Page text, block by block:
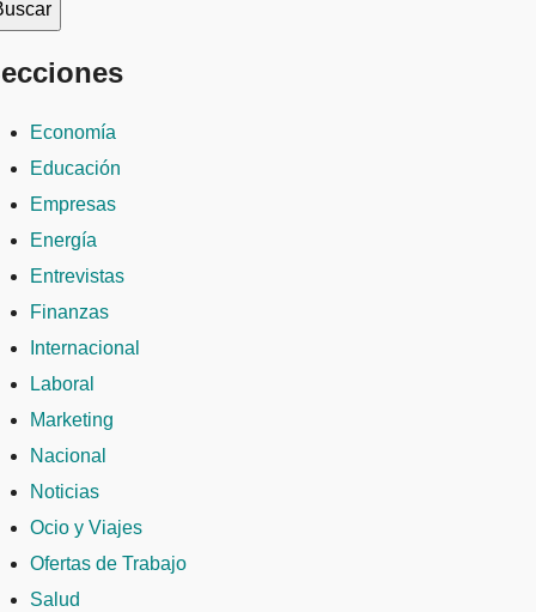
Economía
Educación
Empresas
Energía
Entrevistas
Finanzas
Internacional
Laboral
Marketing
Nacional
Noticias
Ocio y Viajes
Ofertas de Trabajo
Salud